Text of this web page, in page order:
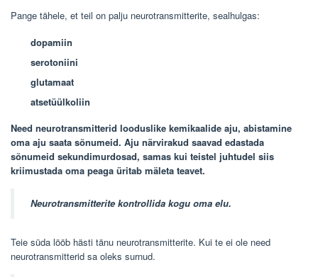
Pange tähele, et teil on palju neurotransmitterite, sealhulgas:
dopamiin
serotoniini
glutamaat
atsetüülkoliin
Need neurotransmitterid looduslike kemikaalide aju, abistamine
oma aju saata sõnumeid. Aju närvirakud saavad edastada
sõnumeid sekundimurdosad, samas kui teistel juhtudel siis
kriimustada oma peaga üritab mäleta teavet.
Neurotransmitterite kontrollida kogu oma elu.
Teie süda lööb hästi tänu neurotransmitterite. Kui te ei ole need
neurotransmitterid sa oleks surnud.